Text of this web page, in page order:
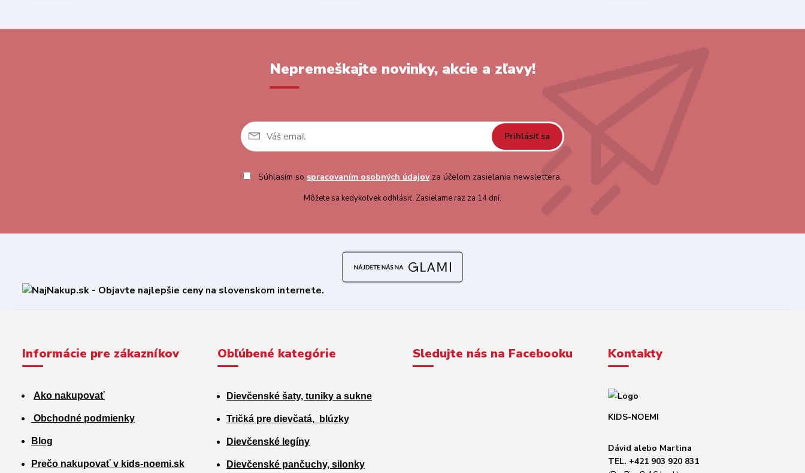
Nepremeškajte novinky, akcie a zľavy!
Prihlásiť sa
Súhlasím so spracovaním osobných údajovza účelom zasielania newslettera.
Môžete sa kedykoľvek odhlásiť. Zasielame raz za 14 dní.
Informácie pre zákazníkov
Ako nakupovať
Obchodné podmienky
Blog
Prečo nakupovať v kids-noemi.sk
Obľúbené kategórie
Dievčenské šaty, tuniky a sukne
Tričká pre dievčatá, blúzky
Dievčenské legíny
Dievčenské pančuchy, silonky
Sledujte nás na Facebooku Kontakty
KIDS-NOEMI
Dávid alebo Martina
TEL. +421 903 920 831